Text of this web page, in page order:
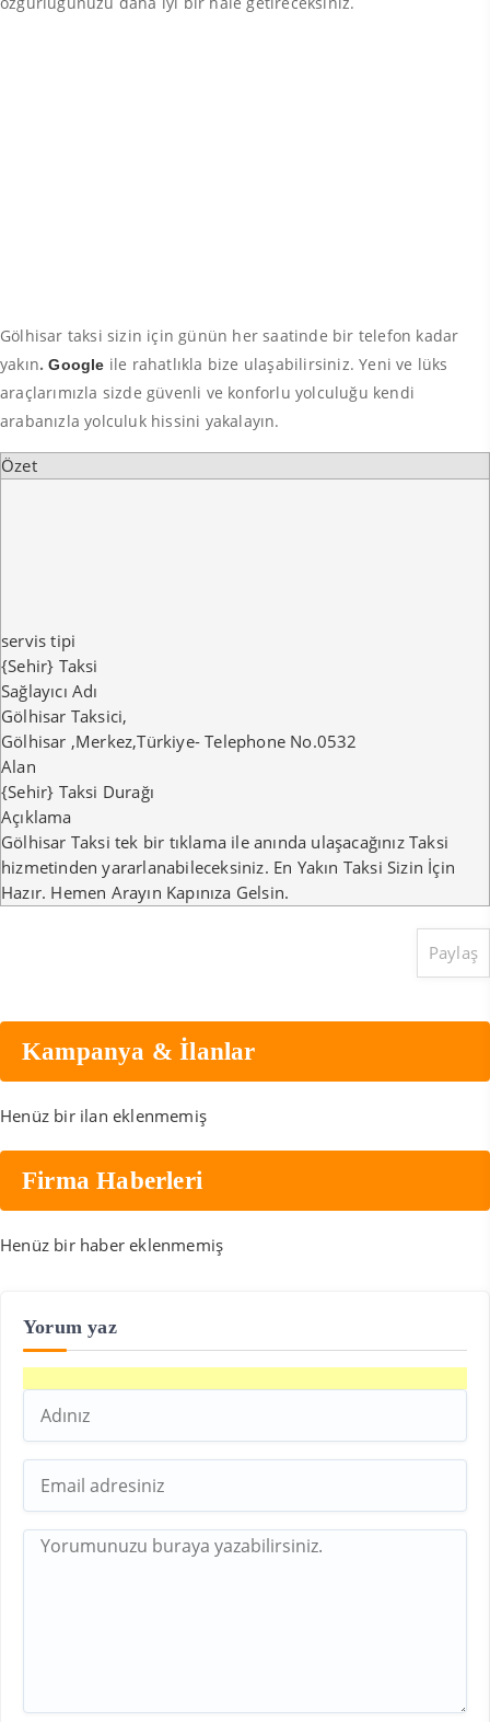
Gölhisar taksi sizin için günün her saatinde bir telefon kadar
yakın.Google ile rahatlıkla bize ulaşabilirsiniz. Yeni ve lüks
araçlarımızla sizde güvenli ve konforlu yolculuğu kendi
arabanızla yolculuk hissini yakalayın.
Özet
servis tipi
{Sehir} Taksi
Sağlayıcı Adı
Gölhisar Taksici,
Gölhisar ,Merkez,Türkiye- Telephone No.0532
Alan
{Sehir} Taksi Durağı
Açıklama
Gölhisar Taksi tek bir tıklama ile anında ulaşacağınız Taksi
hizmetinden yararlanabileceksiniz. En Yakın Taksi Sizin İçin
Hazır. Hemen Arayın Kapınıza Gelsin.
Paylaş
Kampanya & İlanlar
Henüz bir ilan eklenmemiş
Firma Haberleri
Henüz bir haber eklenmemiş
Yorum yaz